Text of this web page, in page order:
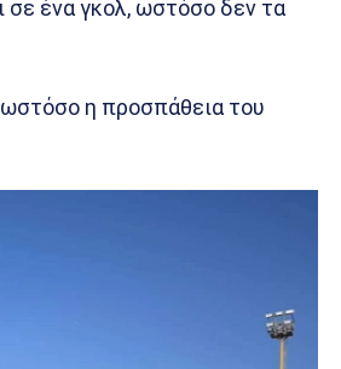
σε ένα γκολ, ωστόσο δεν τα
ωστόσο η προσπάθεια του